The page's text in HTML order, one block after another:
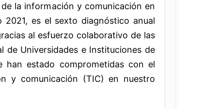
la información y comunicación en
2021, es el sexto diagnóstico anual
al esfuerzo colaborativo de las
de Universidades e Instituciones de
han estado comprometidas con el
y comunicación (TIC) en nuestro